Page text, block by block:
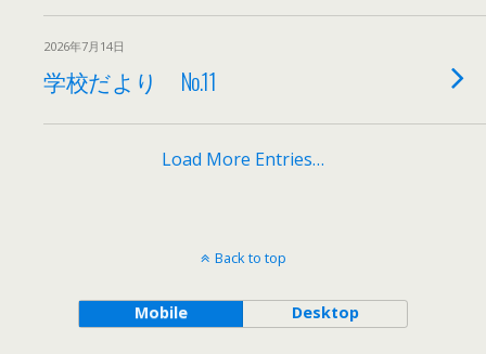
2026年7月14日
学校だより No.11
Load More Entries…
Back to top
Mobile Desktop